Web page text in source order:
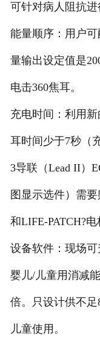
可针对病人阻抗
能量顺序：用户
量输出设定值是
电击360焦耳。
充电时间：利用
耳时间少于7秒（
3导联（Lead II）
图显示选件）需
和LIFE-PATCH?电
设备软件：现场可
婴儿/儿童用消减
倍。只设计供不
儿童使用。